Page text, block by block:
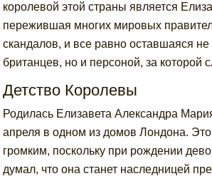
королевой этой страны является
пережившая многих мировых
скандалов, и все равно оставшаяся
британцев, но и персоной, за которой
Детство Королевы
Родилась Елизавета Александра
апреля в одном из домов Лондона.
громким, поскольку при рождении
думал, что она станет наследницей